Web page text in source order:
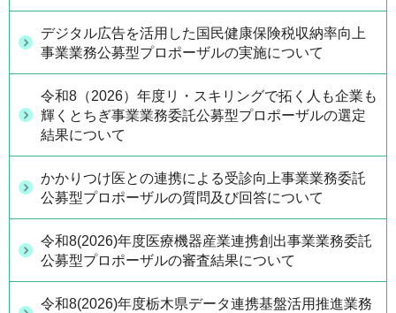
デジタル広告を活用した国民健康保険税収納率向上
事業業務公募型プロポーザルの実施について
令和8（2026）年度リ・スキリングで拓く人も企業も
輝くとちぎ事業業務委託公募型プロポーザルの選定
結果について
かかりつけ医との連携による受診向上事業業務委託
公募型プロポーザルの質問及び回答について
令和8(2026)年度医療機器産業連携創出事業業務委託
公募型プロポーザルの審査結果について
令和8(2026)年度栃木県データ連携基盤活用推進業務